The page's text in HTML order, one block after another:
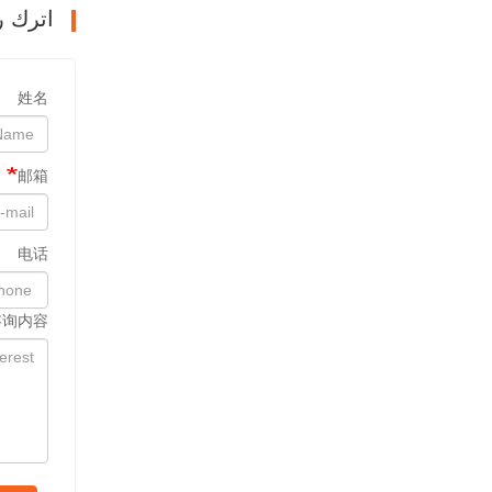
姓名
邮箱
电话
内容